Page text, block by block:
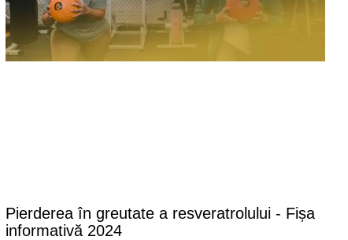
Pierderea în greutate a resveratrolului - Fișa
informativă 2024